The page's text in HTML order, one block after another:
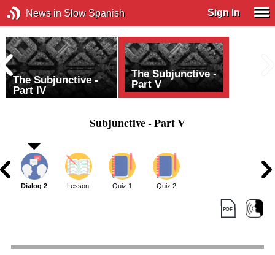
News in Slow Spanish Sign In
The Subjunctive -
Part IV
The Subjunctive -
Part V
Subjunctive - Part V
Dialog 2 Lesson Quiz 1 Quiz 2